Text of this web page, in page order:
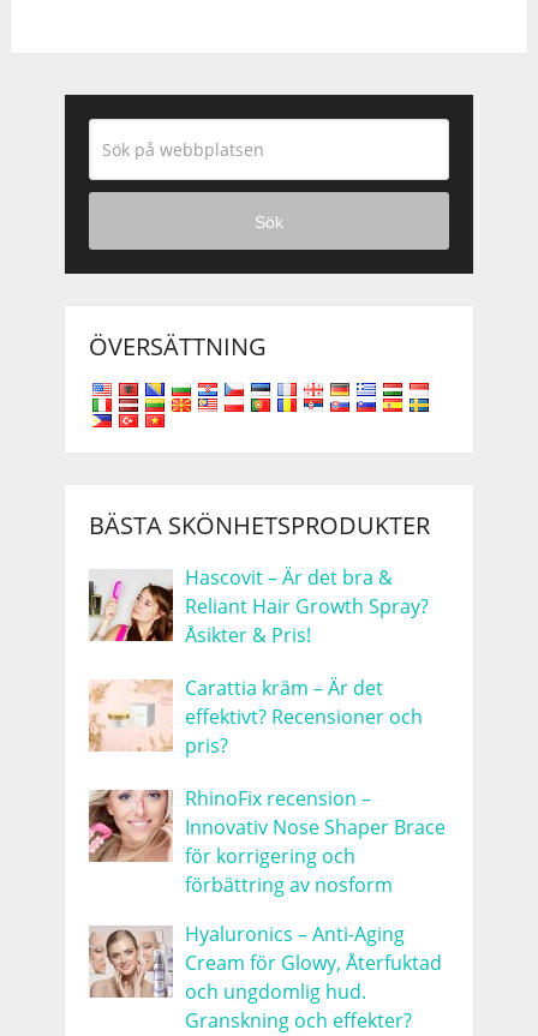
Sök
ÖVERSÄTTNING
BÄSTA SKÖNHETSPRODUKTER
Hascovit – Är det bra &
Reliant Hair Growth Spray?
Åsikter & Pris!
Carattia kräm – Är det
effektivt? Recensioner och
pris?
RhinoFix recension –
Innovativ Nose Shaper Brace
för korrigering och
förbättring av nosform
Hyaluronics – Anti-Aging
Cream för Glowy, Återfuktad
och ungdomlig hud.
Granskning och effekter?